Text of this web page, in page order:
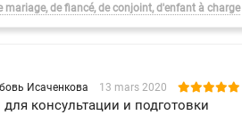
mariage, de fiancé, de conjoint, d'enfant à charge
Исаченкова 13 mars 2020
консультации и подготовки